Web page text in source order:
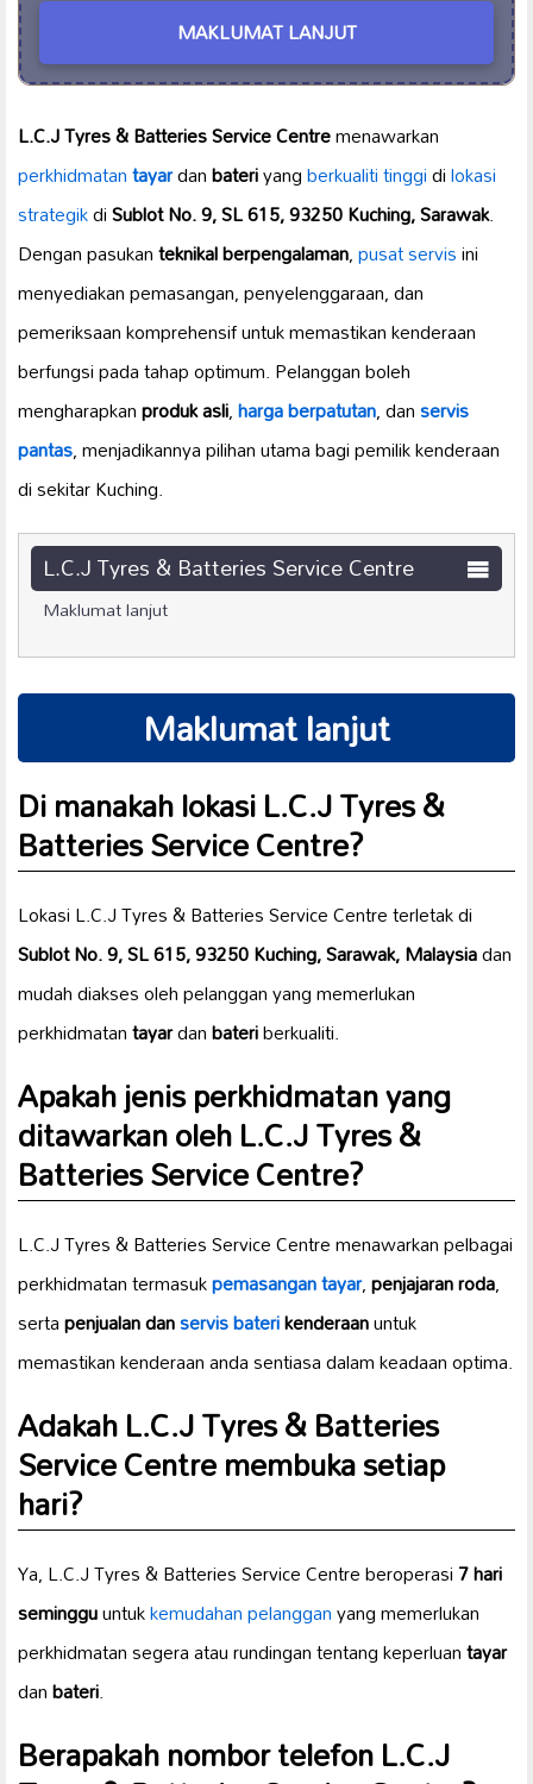
MAKLUMAT LANJUT
L.C.J Tyres & Batteries Service Centremenawarkan
perkhidmatantayardanbateriyangberkualiti tinggidilokasi
strategikdiSublot No. 9, SL 615, 93250 Kuching, Sarawak.
Dengan pasukanteknikal berpengalaman,pusat servisini
menyediakan pemasangan, penyelenggaraan, dan
pemeriksaan komprehensif untuk memastikan kenderaan
berfungsi pada tahap optimum. Pelanggan boleh
mengharapkanproduk asli,harga berpatutan, danservis
pantas, menjadikannya pilihan utama bagi pemilik kenderaan
di sekitar Kuching.
L.C.J Tyres & Batteries Service Centre
Maklumat lanjut
Maklumat lanjut
Di manakah lokasi L.C.J Tyres &
Batteries Service Centre?
Lokasi L.C.J Tyres & Batteries Service Centre terletak di
Sublot No. 9, SL 615, 93250 Kuching, Sarawak, Malaysiadan
mudah diakses oleh pelanggan yang memerlukan
perkhidmatantayardanbateriberkualiti.
Apakah jenis perkhidmatan yang
ditawarkan oleh L.C.J Tyres &
Batteries Service Centre?
L.C.J Tyres & Batteries Service Centre menawarkan pelbagai
perkhidmatan termasukpemasangan tayar,penjajaran roda,
sertapenjualan danservis baterikenderaanuntuk
memastikan kenderaan anda sentiasa dalam keadaan optima.
Adakah L.C.J Tyres & Batteries
Service Centre membuka setiap
hari?
Ya, L.C.J Tyres & Batteries Service Centre beroperasi7 hari
semingguuntukkemudahan pelangganyang memerlukan
perkhidmatan segera atau rundingan tentang keperluantayar
danbateri.
Berapakah nombor telefon L.C.J